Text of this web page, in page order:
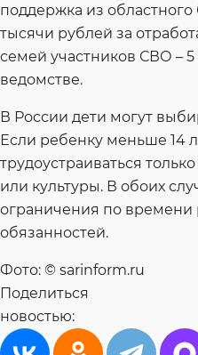
поддержка из
тысячи рублей за
семей участников СВО –
ведомстве.
В России дети могут
Если ребенку меньше 14
трудоустраиваться
или культуры. В обоих
ограничения по времени
обязанностей.
Фото: © sarinform.ru
Поделиться
новостью: